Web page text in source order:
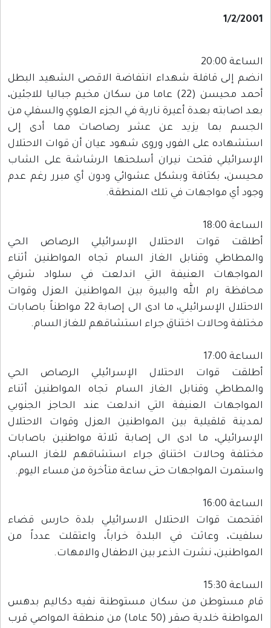
1/2/2001
الساعة 20:00
انضم إلى قافلة شهداء انتفاضة الاقصى الشهيد البطل
أحمد محيسن (22) عاما من سكان مخيم جباليا للاجئين،
بعد اصابته بعدة أعيرة نارية في الجزء العلوي والسفلي من
الجسم بما يزيد عن عشر رصاصات مما أدى إلى
استشهاده على الفور، وروى شهود عيان أن قوات الاحتلال
الإسرائيلي فتحت نيران أسلحتها الرشاشة على الشاب
محيسن، بكثافة وبشكل عشوائي ودون أي مبرر رغم عدم
وجود أي مواجهات في تلك المنطقة.
الساعة 18:00
أطلقت قوات الاحتلال الإسرائيلي الرصاص الحي
والمطاطي وقنابل الغاز السام تجاه المواطنين أثناء
المواجهات العنيفة التي اندلعت في سلواد شرقي
محافظة رام الله والبيرة بين المواطنين العزل وقوات
الاحتلال الإسرائيلي، ما ادى الى إصابة 22 مواطناً باصابات
مختلفة وحالات اختناق جراء استشاقهم للغاز السام.
الساعة 17:00
أطلقت قوات الاحتلال الإسرائيلي الرصاص الحي
والمطاطي وقنابل الغاز السام تجاه المواطنين أثناء
المواجهات العنيفة التي اندلعت عند الحاجز الجنوبي
لمدينة قلقيلية بين المواطنين العزل وقوات الاحتلال
الإسرائيلي، ما ادى الى إصابة ثلاثة مواطنين باصابات
مختلفة وحالات اختناق جراء استشاقهم للغاز السام،
واستمرت المواجهات حتى ساعة متأخرة من مساء اليوم.
الساعة 16:00
اقتحمت قوات الاحتلال الاسرائيلي بلدة حارس قضاء
سلفيت، وعاثت في البلدة خراباً، واعتقلت عدداً من
المواطنين، نشرت الذعر بين الاطفال والامهات.
الساعة 15:30
قام مستوطن من سكان مستوطنة نفيه دكاليم بدهس
المواطنة خلدية صقر (50 عاما) من منطقة المواصي قرب